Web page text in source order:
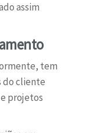
assim
tem
do cliente
projetos